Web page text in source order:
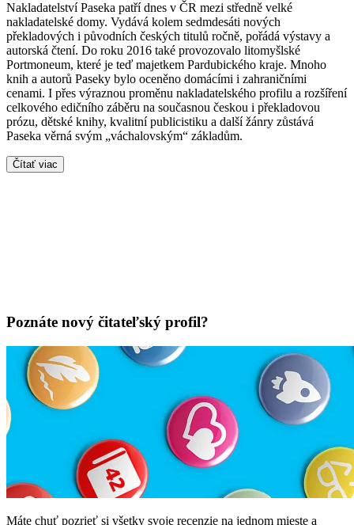
Nakladatelství Paseka patří dnes v ČR mezi středně velké
nakladatelské domy. Vydává kolem sedmdesáti nových
překladových i původních českých titulů ročně, pořádá výstavy a
autorská čtení. Do roku 2016 také provozovalo litomyšlské
Portmoneum, které je teď majetkem Pardubického kraje. Mnoho
knih a autorů Paseky bylo oceněno domácími i zahraničními
cenami. I přes výraznou proměnu nakladatelského profilu a rozšíření
celkového edičního záběru na současnou českou i překladovou
prózu, dětské knihy, kvalitní publicistiku a další žánry zůstává
Paseka věrná svým „váchalovským“ základům.
Čítať viac
Poznáte nový čitateľský profil?
Máte chuť pozrieť si všetky svoje recenzie na jednom mieste a